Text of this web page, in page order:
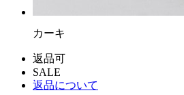
カーキ
返品可
SALE
返品について